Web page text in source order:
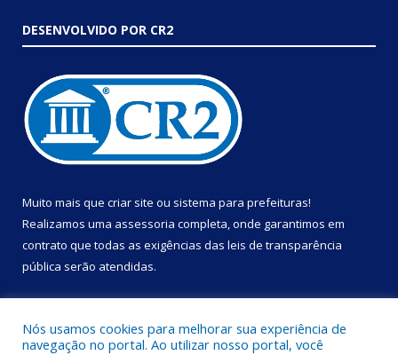
DESENVOLVIDO POR CR2
Muito mais que criar site ou sistema para prefeituras!
Realizamos uma assessoria completa, onde garantimos em
contrato que todas as exigências das leis de transparência
pública serão atendidas.
Nós usamos cookies para melhorar sua experiência de
navegação no portal. Ao utilizar nosso portal, você